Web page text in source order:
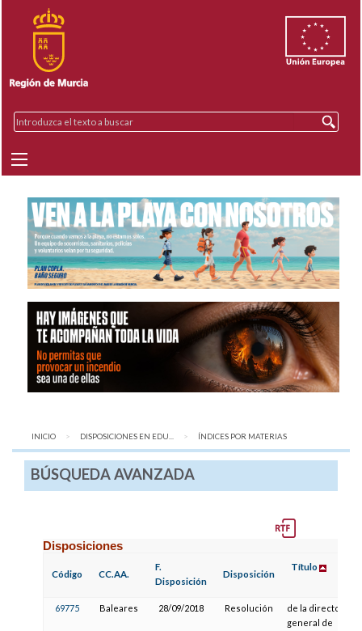
INICIO DISPOSICIONES EN EDU... AQUÍ:
ÍNDICES POR MATERIAS
BÚSQUEDA AVANZADA
Disposiciones
Código CC.AA.
F.
Disposición
Disposición
Título
69775 Baleares 28/09/2018 Resolución
de la directora
general de